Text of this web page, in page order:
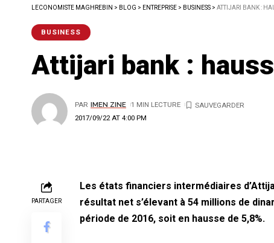
LECONOMISTE MAGHREBIN > BLOG > ENTREPRISE > BUSINESS > ATTIJARI BANK :
BUSINESS
Attijari bank :
2017/09/22 AT 4:00 PM
PAR IMEN ZINE 1 MIN LECTURE
PARTAGER
Les états financiers intermédiaires
résultat net s’élevant à 54 millions de
période de 2016, soit en hausse de 5,8%.